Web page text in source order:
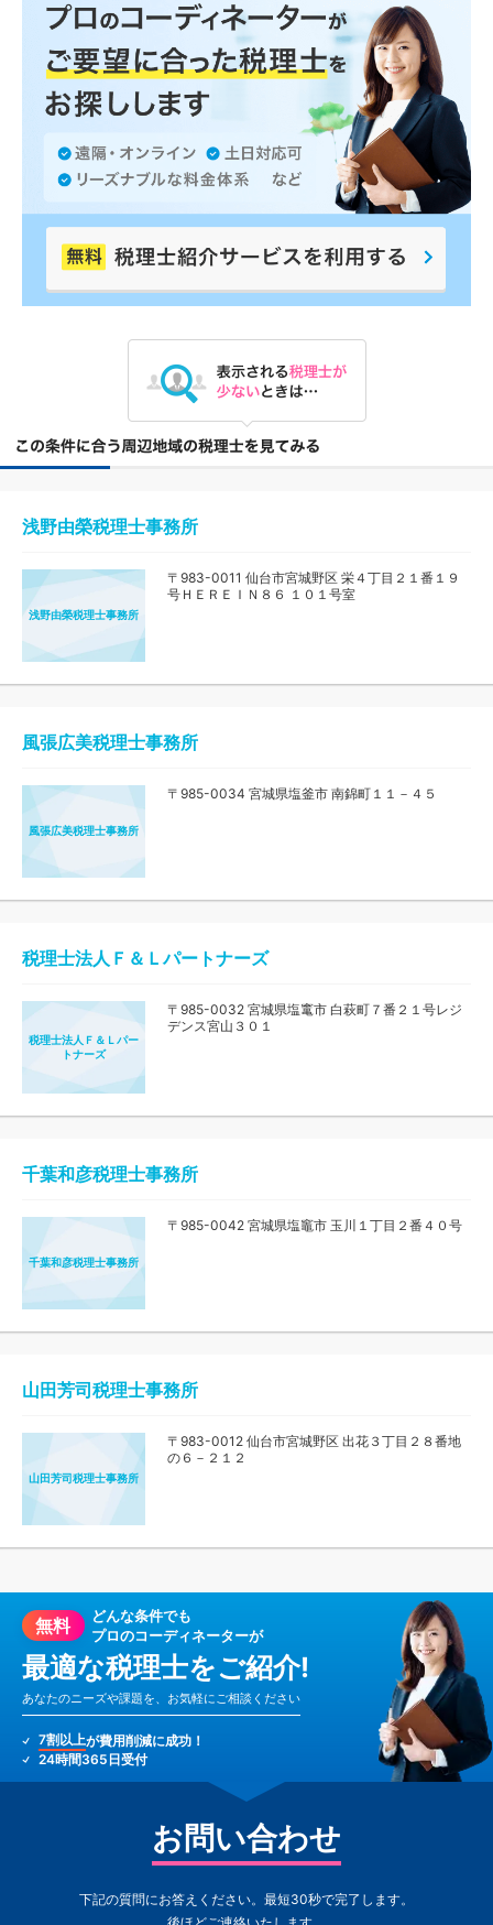
浅野由榮税理士事務所
浅野由榮税理士事務所
〒983-0011 仙台市宮城野区 栄４丁目２１番１９
号ＨＥＲＥＩＮ８６ １０１号室
風張広美税理士事務所
風張広美税理士事務所
〒985-0034 宮城県塩釜市 南錦町１１－４５
税理士法人Ｆ＆Ｌパートナーズ
税理士法人Ｆ＆Ｌパー
トナーズ
〒985-0032 宮城県塩竃市 白萩町７番２１号レジ
デンス宮山３０１
千葉和彦税理士事務所
千葉和彦税理士事務所
〒985-0042 宮城県塩竈市 玉川１丁目２番４０号
山田芳司税理士事務所
山田芳司税理士事務所
〒983-0012 仙台市宮城野区 出花３丁目２８番地
の６－２１２
無料
どんな条件でも
プロのコーディネーターが
最適な税理士をご紹介!
あなたのニーズや課題を、お気軽にご相談ください
7割以上が費用削減に成功！
24時間365日受付
お問い合わせ
下記の質問にお答えください。最短30秒で完了します。